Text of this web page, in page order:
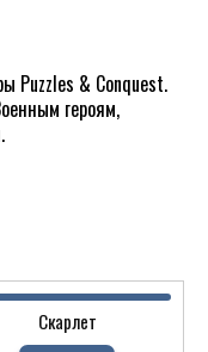
Puzzles & Conquest.
героям,
Скарлет